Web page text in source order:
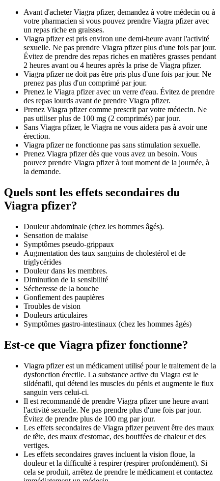
Avant d'acheter Viagra pfizer, demandez à votre médecin ou à
votre pharmacien si vous pouvez prendre Viagra pfizer avec
un repas riche en graisses.
Viagra pfizer est pris environ une demi-heure avant l'activité
sexuelle. Ne pas prendre Viagra pfizer plus d'une fois par jour.
Évitez de prendre des repas riches en matières grasses pendant
2 heures avant ou 4 heures après la prise de Viagra pfizer.
Viagra pfizer ne doit pas être pris plus d'une fois par jour. Ne
prenez pas plus d'un comprimé par jour.
Prenez le Viagra pfizer avec un verre d'eau. Évitez de prendre
des repas lourds avant de prendre Viagra pfizer.
Prenez Viagra pfizer comme prescrit par votre médecin. Ne
pas utiliser plus de 100 mg (2 comprimés) par jour.
Sans Viagra pfizer, le Viagra ne vous aidera pas à avoir une
érection.
Viagra pfizer ne fonctionne pas sans stimulation sexuelle.
Prenez Viagra pfizer dès que vous avez un besoin. Vous
pouvez prendre Viagra pfizer à tout moment de la journée, à
la demande.
Quels sont les effets secondaires du
Viagra pfizer?
Douleur abdominale (chez les hommes âgés).
Sensation de malaise
Symptômes pseudo-grippaux
Augmentation des taux sanguins de cholestérol et de
triglycérides
Douleur dans les membres.
Diminution de la sensibilité
Sécheresse de la bouche
Gonflement des paupières
Troubles de vision
Douleurs articulaires
Symptômes gastro-intestinaux (chez les hommes âgés)
Est-ce que Viagra pfizer fonctionne?
Viagra pfizer est un médicament utilisé pour le traitement de la
dysfonction érectile. La substance active du Viagra est le
sildénafil, qui détend les muscles du pénis et augmente le flux
sanguin vers celui-ci.
Il est recommandé de prendre Viagra pfizer une heure avant
l'activité sexuelle. Ne pas prendre plus d'une fois par jour.
Évitez de prendre plus de 100 mg par jour.
Les effets secondaires de Viagra pfizer peuvent être des maux
de tête, des maux d'estomac, des bouffées de chaleur et des
vertiges.
Les effets secondaires graves incluent la vision floue, la
douleur et la difficulté à respirer (respirer profondément). Si
cela se produit, arrêtez de prendre le médicament et contactez